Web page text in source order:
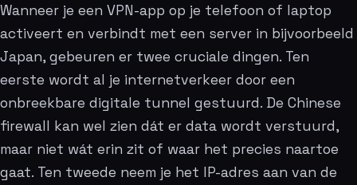
Wanneer je een VPN-app op je telefoon of laptop
activeert en verbindt met een server in bijvoorbeeld
Japan, gebeuren er twee cruciale dingen. Ten
eerste wordt al je internetverkeer door een
onbreekbare digitale tunnel gestuurd. De Chinese
firewall kan wel zien dát er data wordt verstuurd,
maar niet wát erin zit of waar het precies naartoe
gaat. Ten tweede neem je het IP-adres aan van de